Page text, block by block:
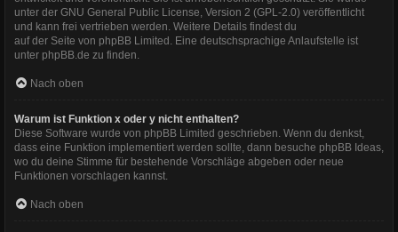
unter der GNU General Public License, Version 2 (GPL-2.0) veröffentlicht
und kann frei vertrieben werden. Weitere Details findest du
auf der Seite von phpBB Limited. Eine deutschsprachige Anlaufstelle ist
unter phpBB.de zu finden.
Nach oben
Warum ist Funktion x oder y nicht enthalten?
Diese Software wurde von phpBB Limited geschrieben. Wenn du denkst,
dass eine Funktion implementiert werden sollte, dann besuche phpBB Ideas,
wo du deine Stimme für bestehende Vorschläge abgeben oder neue
Funktionen vorschlagen kannst.
Nach oben